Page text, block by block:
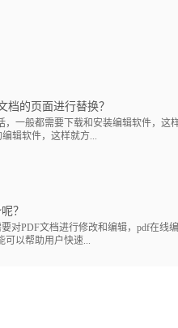
档的页面进行替换？
一般都需要下载和安装编辑软件，这
辑软件，这样就方...
？
PDF文档进行修改和编辑，pdf在线编
以帮助用户快速...